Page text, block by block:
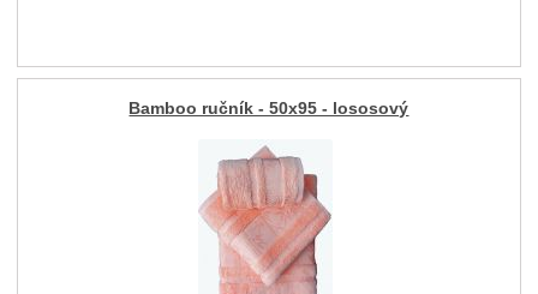
Bamboo ručník - 50x95 - lososový